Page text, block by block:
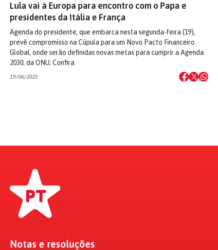
Lula vai à Europa para encontro com o Papa e
presidentes da Itália e França
Agenda do presidente, que embarca nesta segunda-feira (19),
prevê compromisso na Cúpula para um Novo Pacto Financeiro
Global, onde serão definidas novas metas para cumprir a Agenda
2030, da ONU; Confira
19/06/2023
Notas e resoluções